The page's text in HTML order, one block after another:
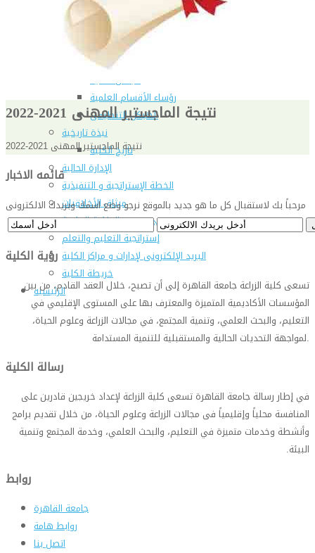
شهادة الاعتماد من الهيئة القومية لضمان جودة التعليم و
الاعتماد
الإدارة
كلمة عميد الكلية
مجلس الكلية
رؤساء الأقسام العلمية
الهيكل التنظيمى
نبذة تاريخية
تاريخ الكلية
الإدارة الحالية
الخطة الإستراتجية و التنفيذية
ميثاق الأخلاقيات
بحوث فى حقوق الملكية الفكرية
إستراتجية التعليم والتعلم
البريد الإلكترونى لإدارات و مراكز الكلية
خريطة الكلية
الرئيسيه
نتيجة الماجستير المهنى 2021-2022
نتيجة الماجستير المهنى 2021-2022
قائمه الاخبار
مرحباً بك لاستقبال كل ما هو جديد بالموقع نرجو وضع اسمك وبريدك الالكترونى
رؤية الكلية
تسعى كلية الزراعة جامعة القاهرة إلى أن تصبح، خلال العقد القادم، من بين
المؤسسات الأكاديمية المتميزة والمعترف بها على المستوى الإقليمي في
التعليم، والبحث العلمي، وتنمية المجتمع، في مجالات الزراعة وعلوم الحياة،
لمواجهة التحديات الحالية والمستقبلية للتنمية المستدامة.
في إطار رسالة جامعة القاهرة تسعى كلية الزراعة لإعداد خريجين قادرين على
المنافسة محلياً وإقليمياً فى مجالات الزراعة وعلوم الحياة، من خلال تقديم برامج
وأنشطة وخدمات متميزة في التعليم، والبحث العلمي، وخدمة المجتمع وتنمية
البيئة.
روابط
جامعة القاهرة
روابط هامة
اتصل بنا